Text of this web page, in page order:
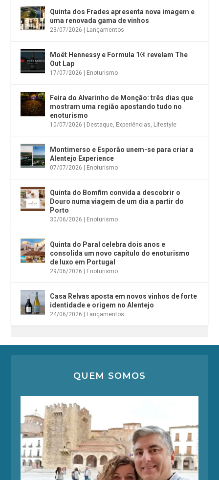
Quinta dos Frades apresenta nova imagem e
uma renovada gama de vinhos
23/07/2026 Lançamentos
Moët Hennessy e Formula 1® revelam The
Out Lap
17/07/2026 Enoturismo
Feira do Alvarinho de Monção: três dias que
mostram uma região apostando tudo no
enoturismo
10/07/2026 Destaque, Experiências, Lifestyle
Montimerso e Esporão unem-se para criar a
Alentejo Experience
07/07/2026 Enoturismo
Quinta do Bomfim convida a descobrir o
Douro numa viagem de um dia a partir do
Porto
30/06/2026 Enoturismo
Quinta do Paral celebra dois anos e
consolida um novo capítulo do enoturismo
de luxo em Portugal
29/06/2026 Enoturismo
Casa Relvas aposta em novos vinhos de forte
identidade e origem no Alentejo
24/06/2026 Lançamentos
QUEM SOMOS